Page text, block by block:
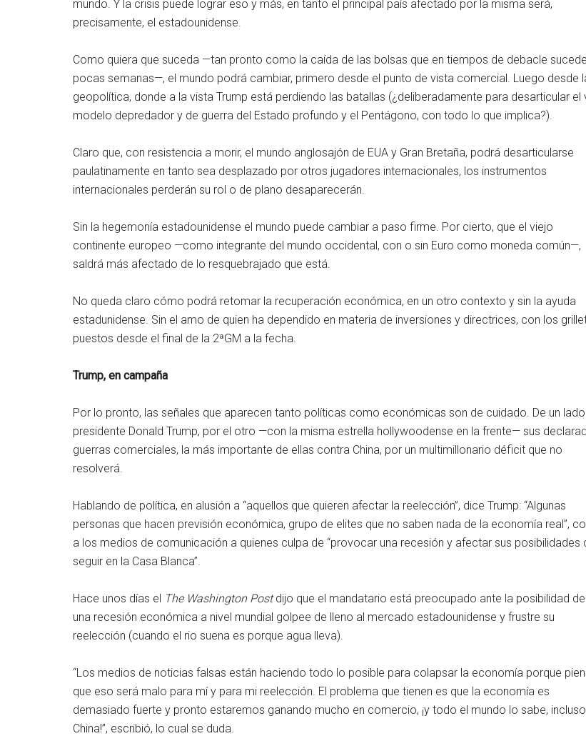
mundo. Y la crisis puede lograr eso y más, en tanto el principal país afectado por la misma será,
precisamente, el estadounidense.
Como quiera que suceda —tan pronto como la caída de las bolsas que en tiempos de debacle
pocas semanas—, el mundo podrá cambiar, primero desde el punto de vista comercial. Luego desde
geopolítica, donde a la vista Trump está perdiendo las batallas (¿deliberadamente para desarticular el
modelo depredador y de guerra del Estado profundo y el Pentágono, con todo lo que implica?).
Claro que, con resistencia a morir, el mundo anglosajón de EUA y Gran Bretaña, podrá desarticularse
paulatinamente en tanto sea desplazado por otros jugadores internacionales, los instrumentos
internacionales perderán su rol o de plano desaparecerán.
Sin la hegemonía estadounidense el mundo puede cambiar a paso firme. Por cierto, que el viejo
continente europeo —como integrante del mundo occidental, con o sin Euro como moneda común—,
saldrá más afectado de lo resquebrajado que está.
No queda claro cómo podrá retomar la recuperación económica, en un otro contexto y sin la ayuda
estadunidense. Sin el amo de quien ha dependido en materia de inversiones y directrices, con los
puestos desde el final de la 2ªGM a la fecha.
Trump, en campaña
Por lo pronto, las señales que aparecen tanto políticas como económicas son de cuidado. De un
presidente Donald Trump, por el otro —con la misma estrella hollywoodense en la frente— sus
guerras comerciales, la más importante de ellas contra China, por un multimillonario déficit que no
resolverá.
Hablando de política, en alusión a “aquellos que quieren afectar la reelección”, dice Trump: “Algunas
personas que hacen previsión económica, grupo de elites que no saben nada de la economía real”,
a los medios de comunicación a quienes culpa de “provocar una recesión y afectar sus posibilidades
seguir en la Casa Blanca”.
Hace unos días el The Washington Postdijo que el mandatario está preocupado ante la posibilidad
una recesión económica a nivel mundial golpee de lleno al mercado estadounidense y frustre su
reelección (cuando el rio suena es porque agua lleva).
“Los medios de noticias falsas están haciendo todo lo posible para colapsar la economía porque
que eso será malo para mí y para mi reelección. El problema que tienen es que la economía es
demasiado fuerte y pronto estaremos ganando mucho en comercio, ¡y todo el mundo lo sabe, incluso
China!”, escribió, lo cual se duda.